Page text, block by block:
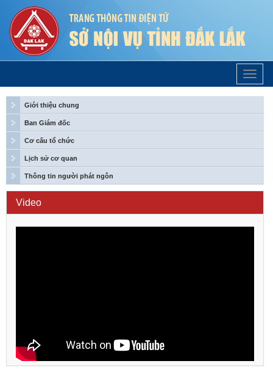
Trang
Chủ
Giới thiệu chung
Ban Giám đốc
Cơ cấu tổ chức
Lịch sử cơ quan
Thông tin người phát ngôn
Video